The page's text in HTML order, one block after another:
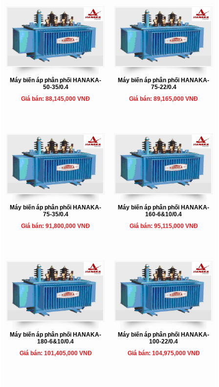
Máy biến áp phân phối HANAKA-
50-35/0.4
Giá bán: 88,145,000 VNĐ
Máy biến áp phân phối HANAKA-
75-22/0.4
Giá bán: 89,165,000 VNĐ
Máy biến áp phân phối HANAKA-
75-35/0.4
Giá bán: 91,800,000 VNĐ
Máy biến áp phân phối HANAKA-
160-6&10/0.4
Giá bán: 95,115,000 VNĐ
Máy biến áp phân phối HANAKA-
180-6&10/0.4
Giá bán: 101,405,000 VNĐ
Máy biến áp phân phối HANAKA-
100-22/0.4
Giá bán: 104,975,000 VNĐ